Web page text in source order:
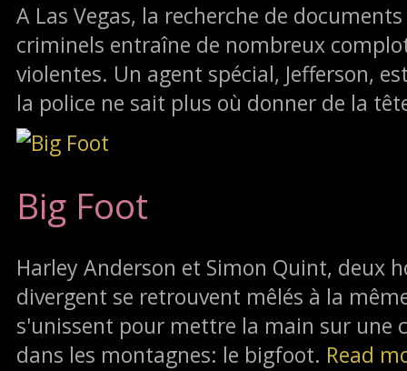
A Las Vegas, la recherche de
criminels entraîne de nombreux
violentes. Un agent spécial, Jefferson,
la police ne sait plus où donner de la
Big Foot
Harley Anderson et Simon Quint, deux
divergent se retrouvent mêlés à la
s'unissent pour mettre la main sur une
dans les montagnes: le bigfoot. Read